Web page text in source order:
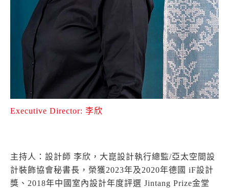
Executive Director: 李欣
主持人：設計師 李欣，大崑設計執行總監/亞太空間設
計裝飾協會秘書長，榮獲2023年及2020年德國 iF設計
獎、2018年中國室內設計年度評選 Jintang Prize金堂